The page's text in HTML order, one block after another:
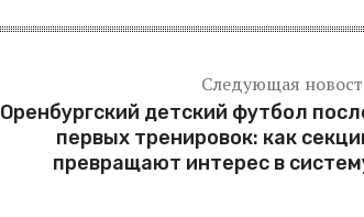
Следующая
Оренбургский детский футбол
первых тренировок: как
превращают интерес в